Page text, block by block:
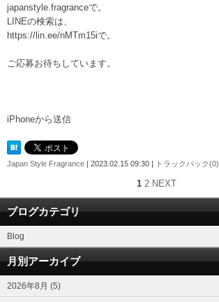
japanstyle.fragranceで。
LINEの検索は、
https://lin.ee/nMTm15iで。
ご応募お待ちしています。
iPhoneから送信
Japan Style Fragrance | 2023.02.15 09:30 | トラックバック(0)
1 2 NEXT
ブログカテゴリ
Blog
月別アーカイブ
2026年8月 (5)